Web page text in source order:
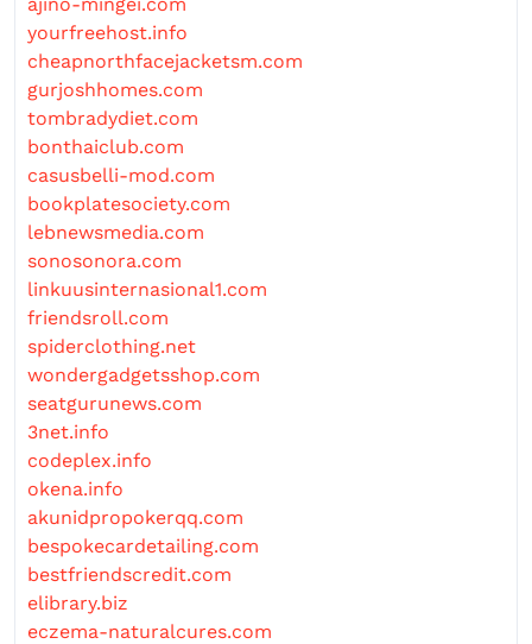
yourfreehost.info
cheapnorthfacejacketsm.com
gurjoshhomes.com
tombradydiet.com
bonthaiclub.com
casusbelli-mod.com
bookplatesociety.com
lebnewsmedia.com
sonosonora.com
linkuusinternasional1.com
friendsroll.com
spiderclothing.net
wondergadgetsshop.com
seatgurunews.com
3net.info
codeplex.info
okena.info
akunidpropokerqq.com
bespokecardetailing.com
bestfriendscredit.com
elibrary.biz
eczema-naturalcures.com